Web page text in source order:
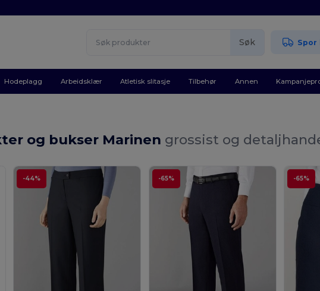
Søk Spor
Hodeplagg Arbeidsklær Atletisk slitasje Tilbehør Annen
og bukser Marinen grossist og
-44% -65% -65%